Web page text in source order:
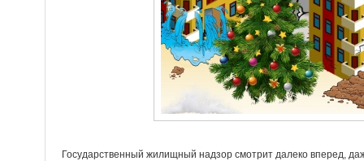
Государственный жилищный надзор смотрит далеко вперед,